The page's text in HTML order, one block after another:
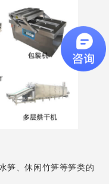
笋、休闲竹笋等笋类的